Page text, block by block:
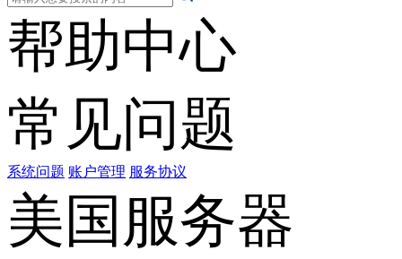
帮助中心
常见问题
系统问题 账户管理 服务协议
美国服务器